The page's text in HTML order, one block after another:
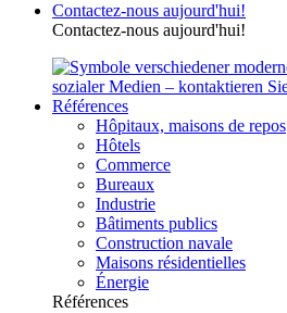
Contactez-nous aujourd'hui!
Contactez-nous aujourd'hui!
Références
Hôpitaux, maisons de repos
Hôtels
Commerce
Bureaux
Industrie
Bâtiments publics
Construction navale
Maisons résidentielles
Énergie
Références